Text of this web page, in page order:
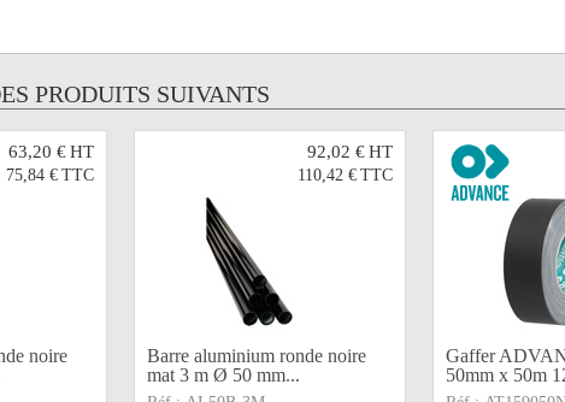
PRODUITS SUIVANTS
63,20 €HT
75,84 € TTC
noire
92,02 €HT
110,42 € TTC
Barre aluminium ronde noire
mat 3 m Ø 50 mm...
Gaffer
50mm x 50m